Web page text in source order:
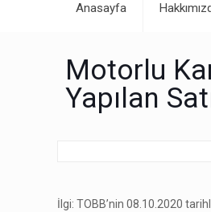
Anasayfa
Motorlu
Yapılan
İlgi: TOBB’nin 08.10.2020